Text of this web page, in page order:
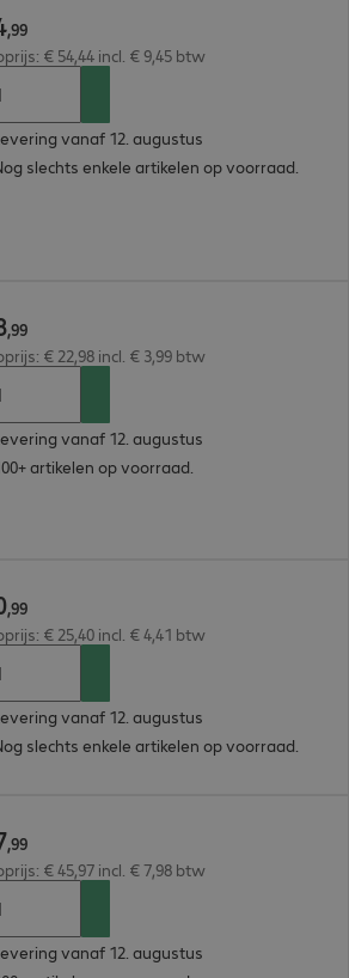
,99
€ 54,44 incl. € 9,45 btw
vanaf 12. augustus
slechts enkele artikelen op voorraad.
,99
€ 22,98 incl. € 3,99 btw
vanaf 12. augustus
artikelen op voorraad.
,99
€ 25,40 incl. € 4,41 btw
vanaf 12. augustus
slechts enkele artikelen op voorraad.
,99
€ 45,97 incl. € 7,98 btw
vanaf 12. augustus